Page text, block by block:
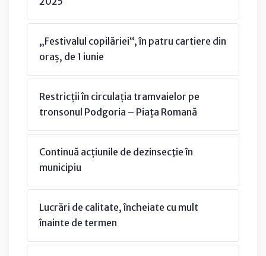
„Festivalul copilăriei“, în patru cartiere din
oraș, de 1 iunie
Restricții în circulația tramvaielor pe
tronsonul Podgoria – Piața Romană
Continuă acțiunile de dezinsecţie în
municipiu
Lucrări de calitate, încheiate cu mult
înainte de termen